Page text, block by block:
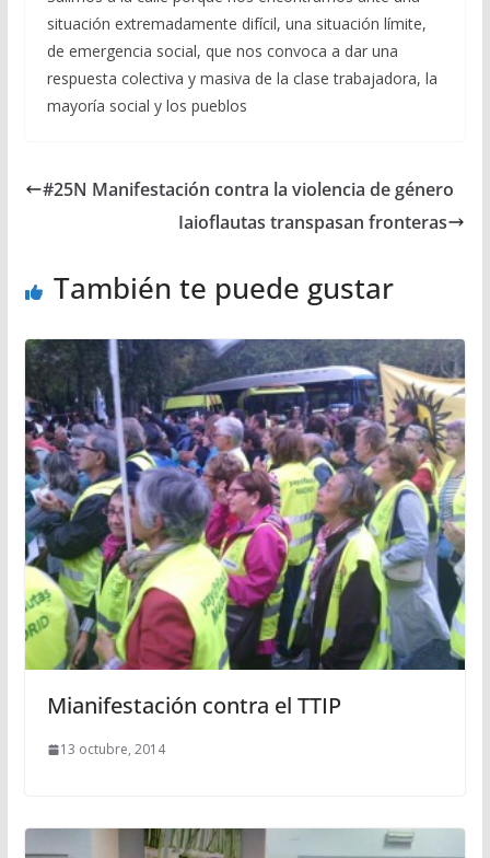
situación extremadamente difícil, una situación límite,
de emergencia social, que nos convoca a dar una
respuesta colectiva y masiva de la clase trabajadora, la
mayoría social y los pueblos
#25N Manifestación contra la violencia de género
Iaioflautas transpasan fronteras
También te puede gustar
Mianifestación contra el TTIP
13 octubre, 2014